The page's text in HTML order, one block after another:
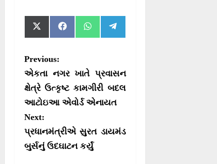
e
o
n
i
t
t
e
)
n
o
k
o
n
A
p
p
o
n
r
a
m
P
o
s
t
n
a
v
Previous:
એકતા નગર ખાતે પ્રવાસન
ક્ષેત્રે ઉત્કૃષ્ટ કામગીરી બદલ
આટોઇઆ એવોર્ડ એનાયત
Next:
પ્રધાનમંત્રીએ સુરત ડાયમંડ
બુર્સનું ઉદઘાટન કર્યું